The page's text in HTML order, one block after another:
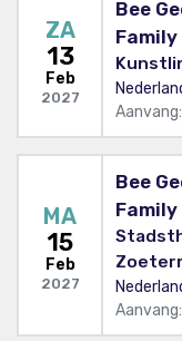
ZA
13
Feb
2027
Bee
MA
15
Feb
2027
Bee